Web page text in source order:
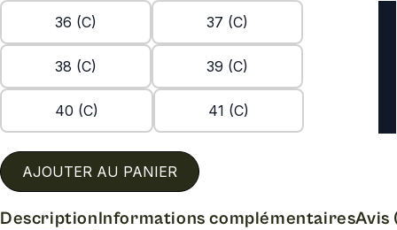
36 (C) 37 (C)
38 (C) 39 (C)
40 (C) 41 (C)
AJOUTER AU PANIER
DescriptionInformations complémentairesAvis